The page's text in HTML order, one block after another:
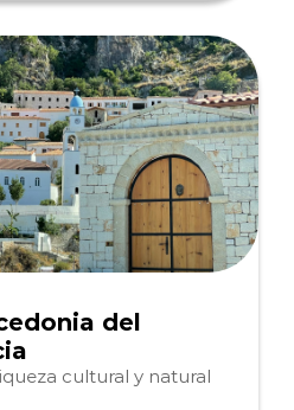
del
cultural y natural